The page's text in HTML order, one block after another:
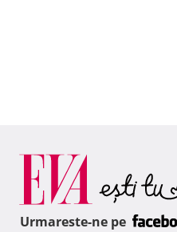
Urmareste-ne pe